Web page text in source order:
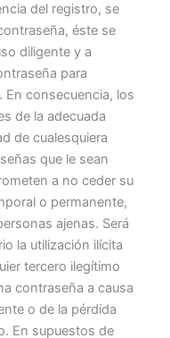
del registro, se
éste se
diligente y a
para
En consecuencia, los
de la adecuada
de cualesquiera
que le sean
a no ceder su
o permanente,
ajenas. Será
la utilización ilícita
tercero ilegítimo
contraseña a causa
o de la pérdida
En supuestos de